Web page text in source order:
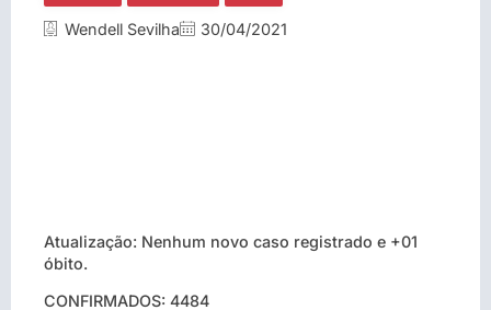
Wendell Sevilha 30/04/2021
Atualização: Nenhum novo caso registrado e +01
óbito.
CONFIRMADOS: 4484